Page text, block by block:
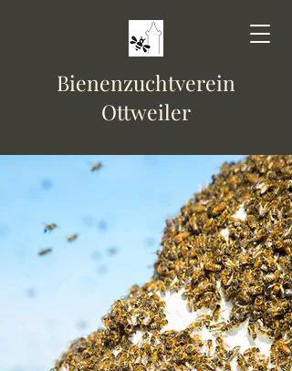
Bienenzuchtverein
Ottweiler